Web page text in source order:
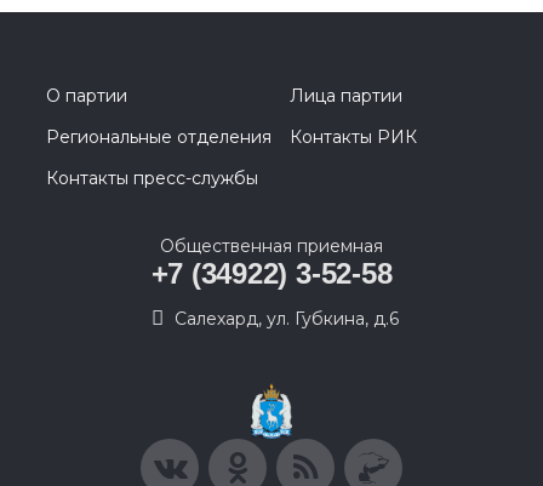
О партии
Лица партии
Региональные отделения
Контакты РИК
Контакты пресс-службы
Общественная приемная
+7 (34922) 3-52-58
Салехард, ул. Губкина, д.6